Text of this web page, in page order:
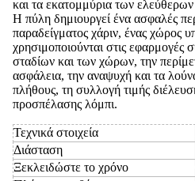
και τα εκατομμύρια των
Η πύλη δημιουργεί ένα ασφαλές
παραδείγματος χάριν, ένας χώρος
χρησιμοποιούνται στις
σταδίων και των χώρων, την
ασφάλεια, την αναψυχή και τα
πλήθους, τη συλλογή τιμής
προσπέλασης λόμπι.
Τεχνικά στοιχεία
Διάσταση
Ξεκλειδώστε το χρόνο